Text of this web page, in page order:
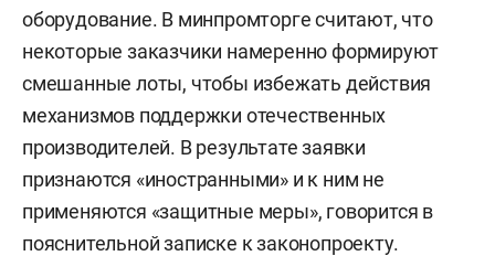
оборудование. В минпромторге считают, что
некоторые заказчики намеренно формируют
смешанные лоты, чтобы избежать действия
механизмов поддержки отечественных
производителей. В результате заявки
признаются «иностранными» и к ним не
применяются «защитные меры», говорится в
пояснительной записке к законопроекту.